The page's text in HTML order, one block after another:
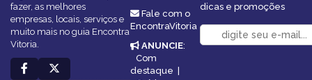
fazer, as melhores
empresas, locais, serviços e
muito mais no guia Encontra
Vitoria.
Fale com o
EncontraVitoria
ANUNCIE:
Com
destaque |
dicas e promoções